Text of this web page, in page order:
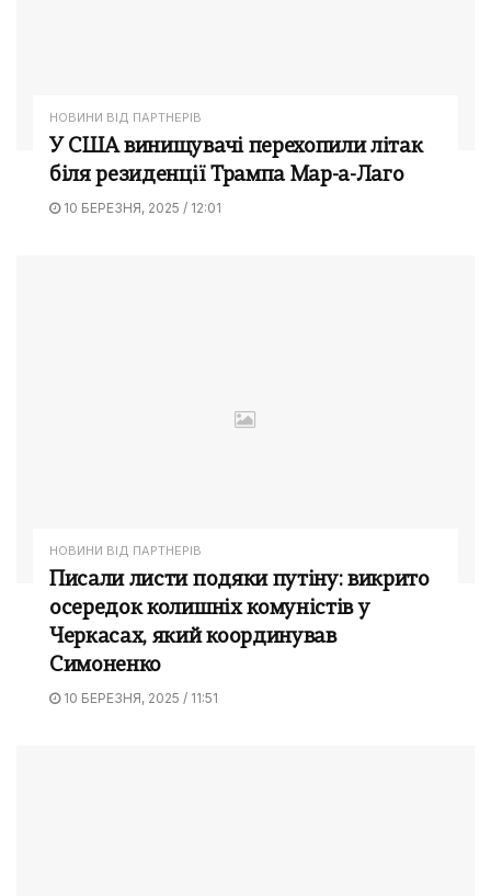
НОВИНИ ВІД ПАРТНЕРІВ
У США винищувачі перехопили літак
біля резиденції Трампа Мар-а-Лаго
10 БЕРЕЗНЯ, 2025 / 12:01
НОВИНИ ВІД ПАРТНЕРІВ
Писали листи подяки путіну: викрито
осередок колишніх комуністів у
Черкасах, який координував
Симоненко
10 БЕРЕЗНЯ, 2025 / 11:51